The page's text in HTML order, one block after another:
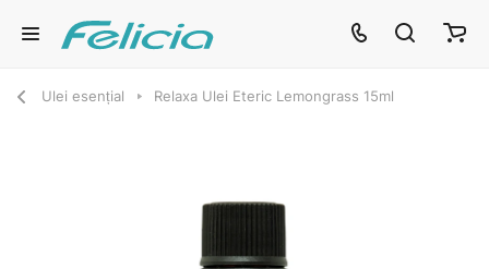
Ulei esențial Relaxa Ulei Eteric Lemongrass 15ml